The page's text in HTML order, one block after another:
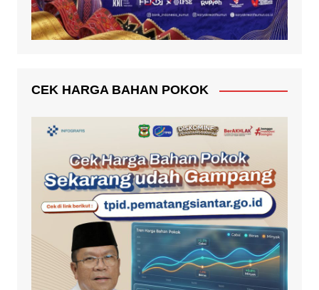
CEK HARGA BAHAN POKOK